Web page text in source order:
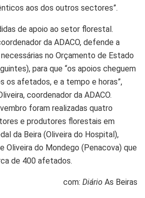
aos dos outros sectores”.
de apoio ao setor florestal.
da ADACO, defende a
no Orçamento de Estado
para que “os apoios cheguem
os afetados, e a tempo e horas”,
coordenador da ADACO.
foram realizadas quatro
e produtores florestais em
da Beira (Oliveira do Hospital),
Oliveira do Mondego (Penacova) que
de 400 afetados.
com: Diário As Beiras